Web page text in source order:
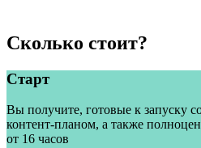
Сколько стоит?
Старт
Вы получите, готовые к запуску
контент-планом, а также
от 16 часов